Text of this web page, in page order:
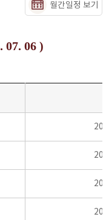
월간일정 보기
07. 06 )